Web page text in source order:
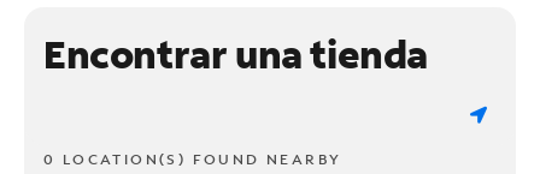
Encontrar una tienda
0 LOCATION(S) FOUND NEARBY